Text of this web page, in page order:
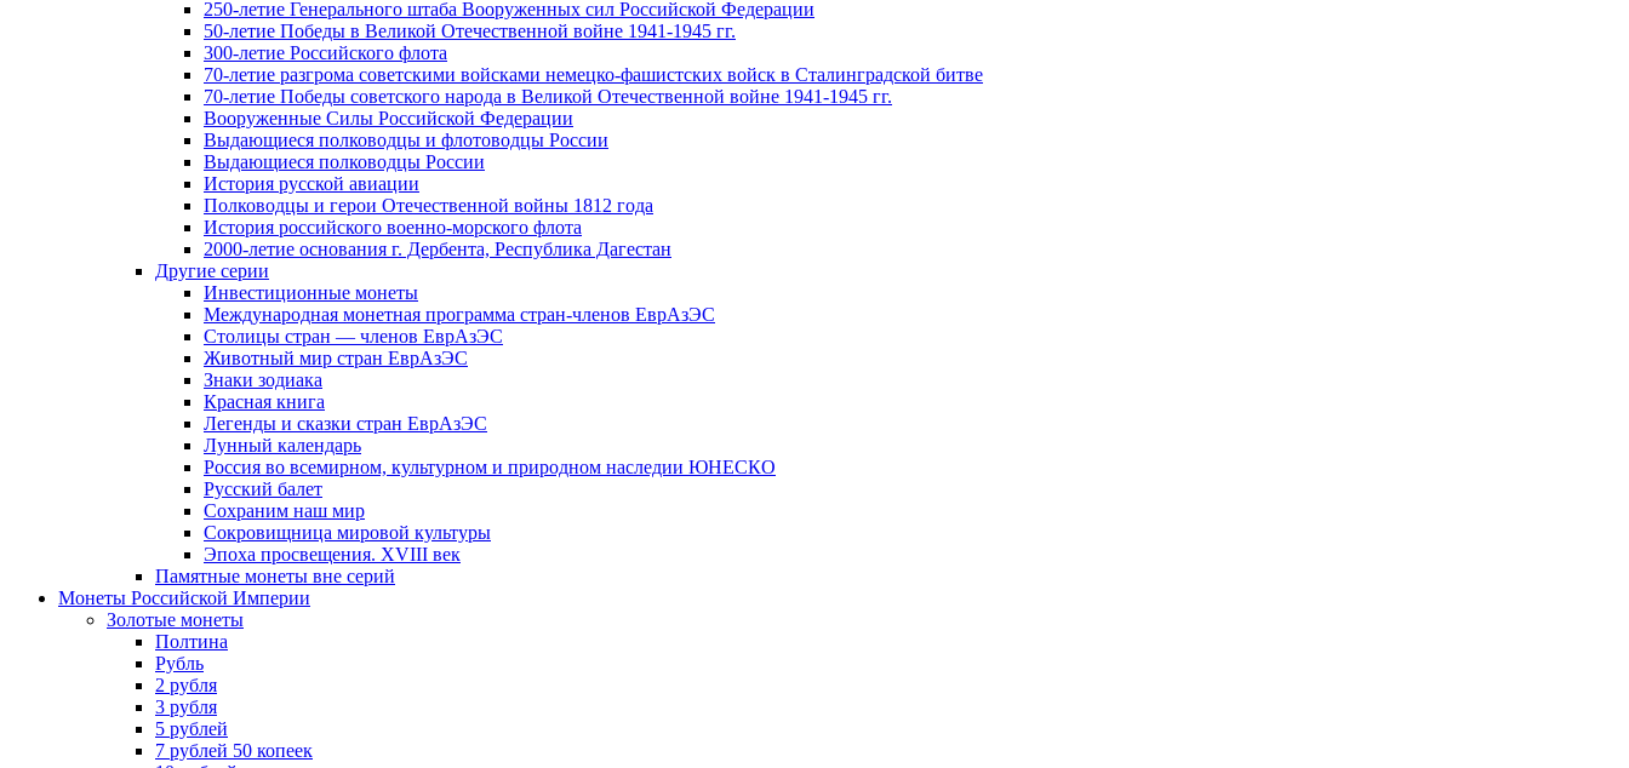
250-летие Генерального штаба Вооруженных сил Российской Федерации
50-летие Победы в Великой Отечественной войне 1941-1945 гг.
300-летие Российского флота
70-летие разгрома советскими войсками немецко-фашистских войск в Сталинградской битве
70-летие Победы советского народа в Великой Отечественной войне 1941-1945 гг.
Вооруженные Силы Российской Федерации
Выдающиеся полководцы и флотоводцы России
Выдающиеся полководцы России
История русской авиации
Полководцы и герои Отечественной войны 1812 года
История российского военно-морского флота
2000-летие основания г. Дербента, Республика Дагестан
Другие серии
Инвестиционные монеты
Международная монетная программа стран-членов ЕврАзЭС
Столицы стран — членов ЕврАзЭС
Животный мир стран ЕврАзЭС
Знаки зодиака
Красная книга
Легенды и сказки стран ЕврАзЭС
Лунный календарь
Россия во всемирном, культурном и природном наследии ЮНЕСКО
Русский балет
Сохраним наш мир
Сокровищница мировой культуры
Эпоха просвещения. XVIII век
Памятные монеты вне серий
Монеты Российской Империи
Золотые монеты
Полтина
Рубль
2 рубля
3 рубля
5 рублей
7 рублей 50 копеек